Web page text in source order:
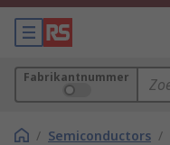
Fabrikantnummer
/ Semiconductors /